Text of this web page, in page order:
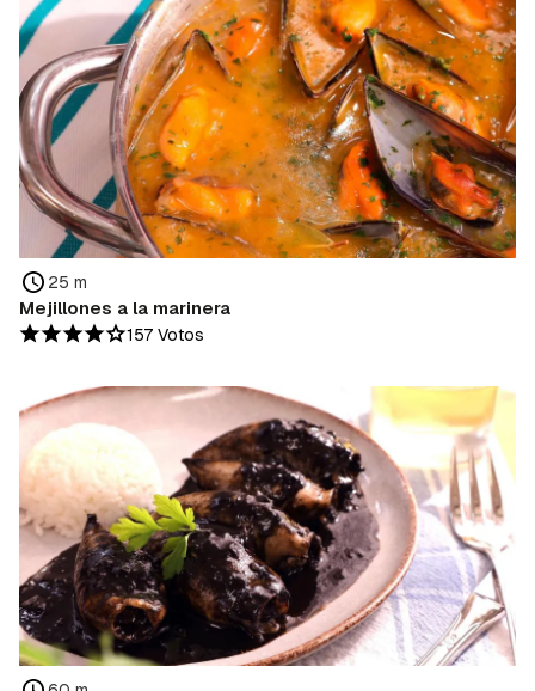
25 m
Mejillones a la marinera
157 Votos